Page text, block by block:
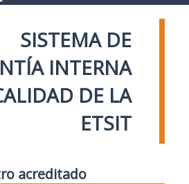
SISTEMA DE
INTERNA
DE LA
ETSIT
acreditado